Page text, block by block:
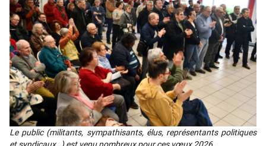
Le public (mili­tants, sym­pa­thi­sants, élus, repré­sen­tants poli­tiques